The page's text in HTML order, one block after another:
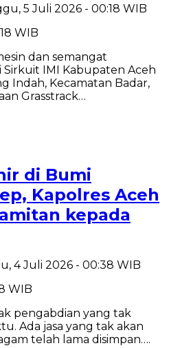
5 Juli 2026 - 00:18 WIB
WIB
dan semangat
IMI Kabupaten Aceh
Indah, Kecamatan Badar,
Grasstrack…
di Bumi
Kapolres Aceh
kepada
4 Juli 2026 - 00:38 WIB
WIB
pengabdian yang tak
Ada jasa yang tak akan
telah lama disimpan….